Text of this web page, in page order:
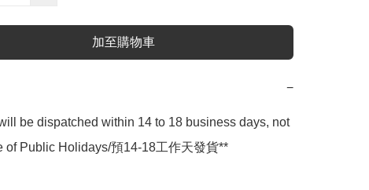
加至購物車
−
be dispatched within 14 to 18 business days, not
of Public Holidays/預14-18工作天發貨**